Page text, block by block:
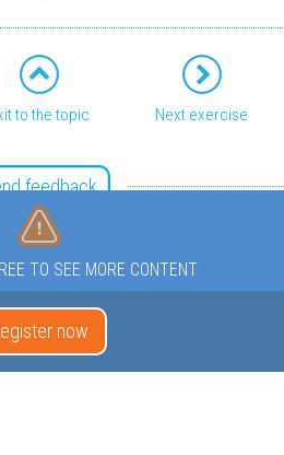
to the topic Next exercise
feedback
TO SEE MORE CONTENT
now